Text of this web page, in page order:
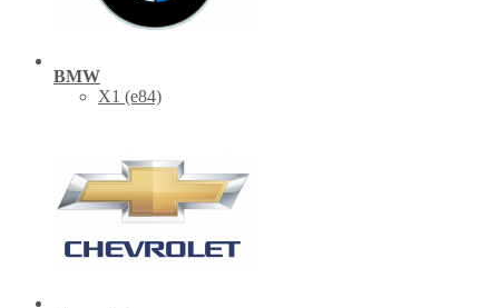
BMW
X1 (е84)